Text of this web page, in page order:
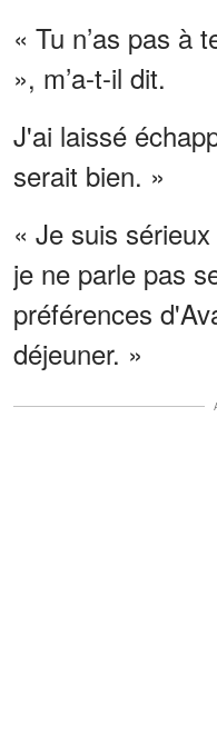
« Tu n’as pas à
», m’a-t-il dit.
J'ai laissé
serait bien. »
« Je suis
je ne parle pas
préférences
déjeuner. »